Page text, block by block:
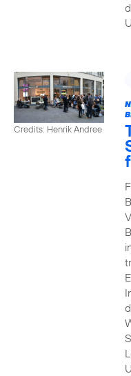
Credits: Henrik Andree